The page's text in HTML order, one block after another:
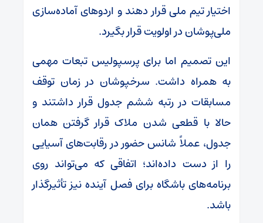
اختیار تیم ملی قرار دهند و اردوهای آماده‌سازی
ملی‌پوشان در اولویت قرار بگیرد.
این تصمیم اما برای پرسپولیس تبعات مهمی
به همراه داشت. سرخپوشان در زمان توقف
مسابقات در رتبه ششم جدول قرار داشتند و
حالا با قطعی شدن ملاک قرار گرفتن همان
جدول، عملاً شانس حضور در رقابت‌های آسیایی
را از دست داده‌اند؛ اتفاقی که می‌تواند روی
برنامه‌های باشگاه برای فصل آینده نیز تأثیرگذار
باشد.